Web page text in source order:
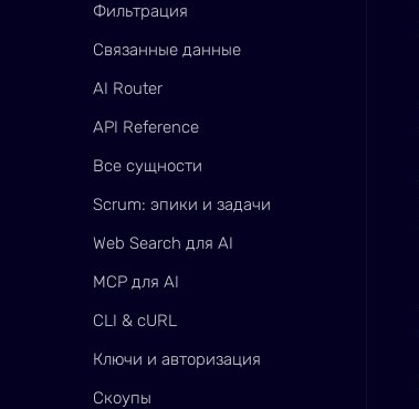
Фильтрация
Связанные данные
AI Router
API Reference
Все сущности
Scrum: эпики и задачи
Web Search для AI
MCP для AI
CLI & cURL
Ключи и авторизация
Скоупы